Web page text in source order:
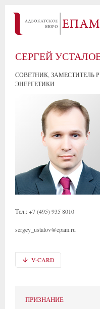
СЕРГЕЙ
СОВЕТНИК, ЗАМЕСТИТЕЛЬ
ЭНЕРГЕТИКИ
Тел.: +7 (495) 935 8010
sergey_ustalov@epam.ru
V-CARD
ПРИЗНАНИЕ